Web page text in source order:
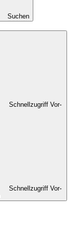
Suchen
Schnellzugriff Vor-
Schnellzugriff Vor-